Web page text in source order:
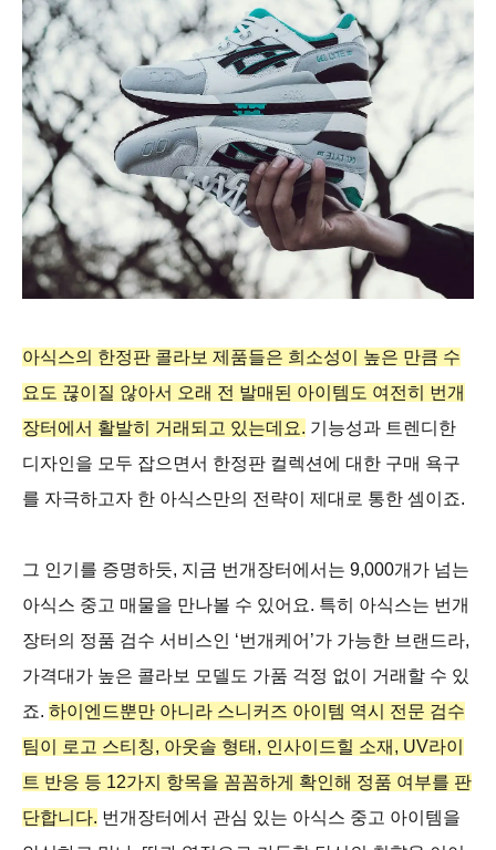
아식스의 한정판 콜라보 제품들은 희소성이 높은 만큼 수
요도 끊이질 않아서 오래 전 발매된 아이템도 여전히 번개
장터에서 활발히 거래되고 있는데요. 기능성과 트렌디한
디자인을 모두 잡으면서 한정판 컬렉션에 대한 구매 욕구
를 자극하고자 한 아식스만의 전략이 제대로 통한 셈이죠.
그 인기를 증명하듯, 지금 번개장터에서는 9,000개가 넘는
아식스 중고 매물을 만나볼 수 있어요. 특히 아식스는 번개
장터의 정품 검수 서비스인 ‘번개케어’가 가능한 브랜드라,
가격대가 높은 콜라보 모델도 가품 걱정 없이 거래할 수 있
죠. 하이엔드뿐만 아니라 스니커즈 아이템 역시 전문 검수
팀이 로고 스티칭, 아웃솔 형태, 인사이드힐 소재, UV라이
트 반응 등 12가지 항목을 꼼꼼하게 확인해 정품 여부를 판
단합니다. 번개장터에서 관심 있는 아식스 중고 아이템을